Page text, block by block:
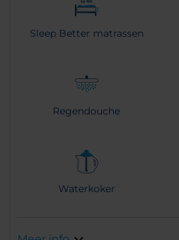
Sleep Better matrassen
Regendouche
Waterkoker